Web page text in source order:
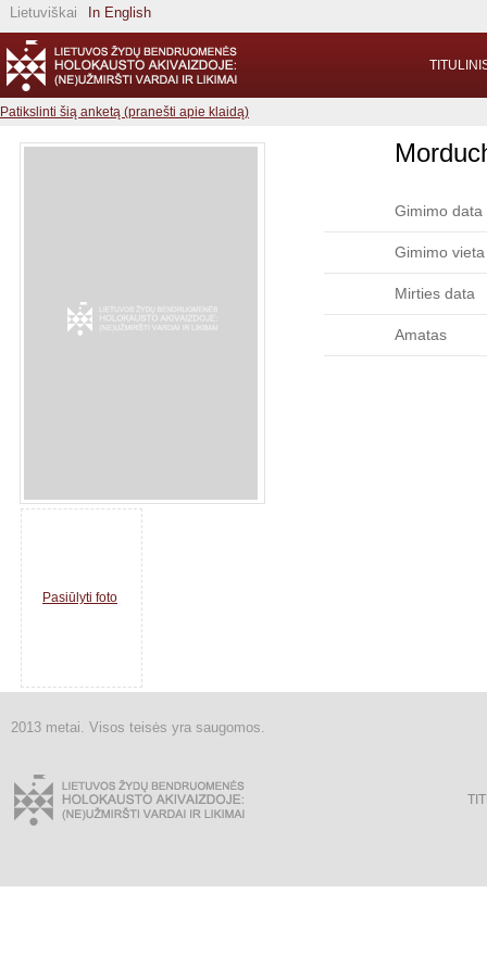
Lietuviškai In English
Patikslinti šią anketą (pranešti apie klaidą)
Pasiūlyti foto
Gimimo data
Gimimo vieta
Mirties data
Amatas
2013 metai. Visos teisės yra saugomos.